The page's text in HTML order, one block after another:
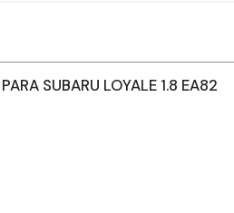
SUBARU LOYALE 1.8 EA82